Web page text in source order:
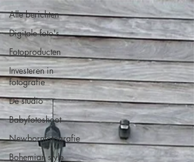
Alle berichten
Digitale foto's
Fotoproducten
Investeren in
fotografie
De studio
Babyfotoshoot
Newbornfotografie
Bohemian style